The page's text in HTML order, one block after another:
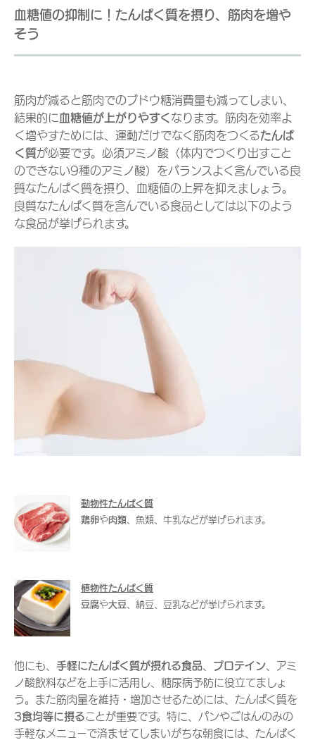
血糖値の抑制に！たんぱく質を摂り、筋肉を増や
そう
筋肉が減ると筋肉でのブドウ糖消費量も減ってしまい、
結果的に血糖値が上がりやすくなります。筋肉を効率よ
く増やすためには、運動だけでなく筋肉をつくるたんぱ
く質が必要です。必須アミノ酸（体内でつくり出すこと
のできない9種のアミノ酸）をバランスよく含んでいる良
質なたんぱく質を摂り、血糖値の上昇を抑えましょう。
良質なたんぱく質を含んでいる食品としては以下のよう
な食品が挙げられます。
動物性たんぱく質
鶏卵や肉類 、魚類、牛乳などが挙げられます。
植物性たんぱく質
豆腐や大豆 、納豆、豆乳などが挙げられます。
他にも、 手軽にたんぱく質が摂れる食品、 プロテイン、アミ
ノ酸飲料などを上手に活用し、糖尿病予防に役立てましょ
う。また筋肉量を維持・増加させるためには、たんぱく質を
3食均等に摂ることが重要です。特に、パンやごはんのみの
手軽なメニューで済ませてしまいがちな朝食には、たんぱく